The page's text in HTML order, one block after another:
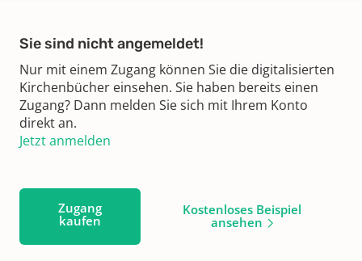
Sie sind nicht angemeldet!
Nur mit einem Zugang können Sie die digitalisierten
Kirchenbücher einsehen. Sie haben bereits einen
Zugang? Dann melden Sie sich mit Ihrem Konto
direkt an.
Jetzt anmelden
Zugang
kaufen
Kostenloses Beispiel
ansehen